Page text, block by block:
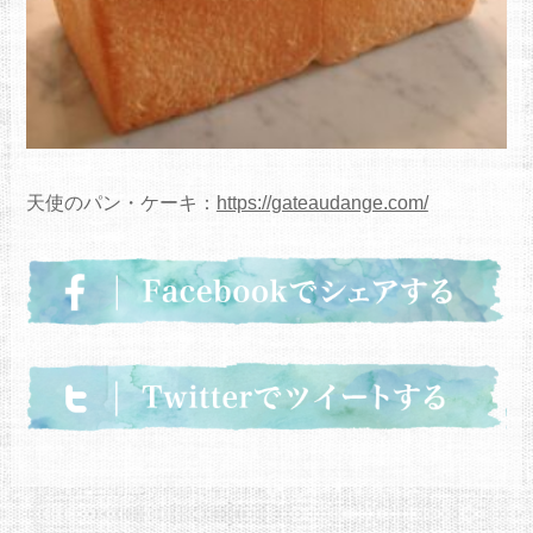
天使のパン・ケーキ： https://gateaudange.com/